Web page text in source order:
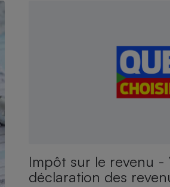
Impôt sur le revenu -
déclaration des